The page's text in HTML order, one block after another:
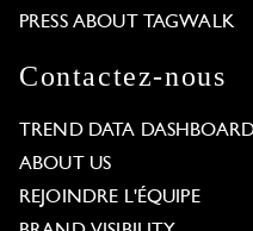
PRESS ABOUT TAGWALK
Contactez-nous
TREND DATA
ABOUT US
REJOINDRE L'ÉQUIPE